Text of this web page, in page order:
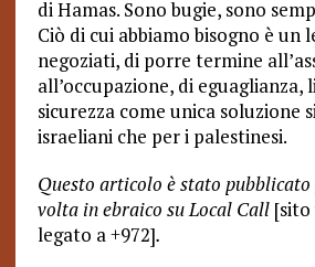
di Hamas. Sono bugie, sono
Ciò di cui abbiamo bisogno è un
negoziati, di porre termine
all’occupazione, di eguaglianza,
sicurezza come unica soluzione
israeliani che per i palestinesi.
Questo articolo è stato
volta in ebraico su Local Call [sito
legato a +972].